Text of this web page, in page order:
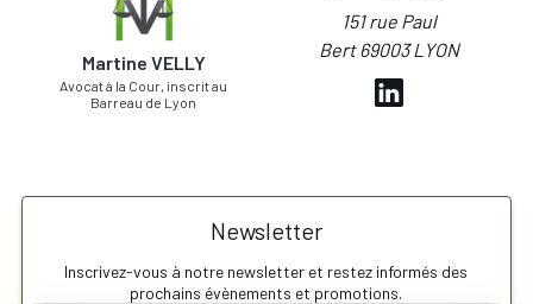
Martine VELLY
Avocat à la Cour, inscrit au
Barreau de Lyon
151 rue Paul
Bert 69003 LYON
Newsletter
Inscrivez-vous à notre newsletter et restez informés des
prochains évènements et promotions.